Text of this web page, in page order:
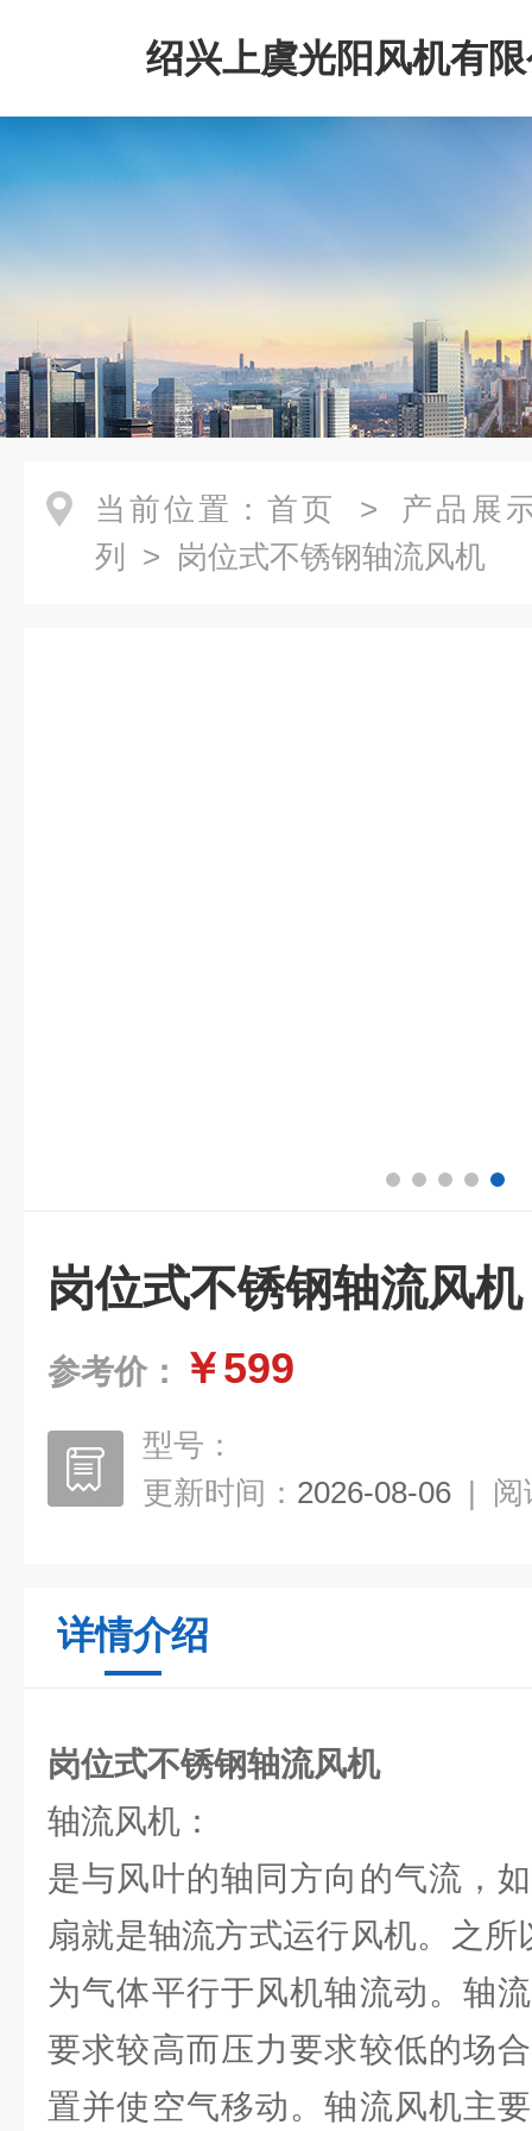
绍兴上虞光阳风机有
当前位置： 首页 > 产品展
列
> 岗位式不锈钢轴流风机
岗位式不锈钢轴流风机
参考价： ￥599
型号：
更新时间： 2026-08-06 | 阅
详情介绍
岗位式不锈钢轴流风机
轴流风机：
是与风叶的轴同方向的气流，
扇就是轴流方式运行风机。之所
为气体平行于风机轴流动。轴
要求较高而压力要求较低的场
置并使空气移动。轴流风机主